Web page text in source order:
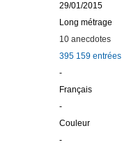
29/01/2015
Long métrage
10 anecdotes
395 159 entrées
-
Français
-
Couleur
-